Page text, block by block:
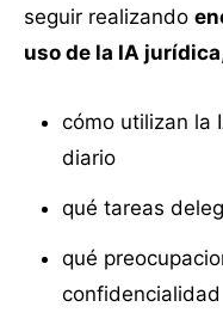
seguir realizando
uso de la IA jurídica
cómo utilizan la
diario
qué tareas
qué
confidencialidad